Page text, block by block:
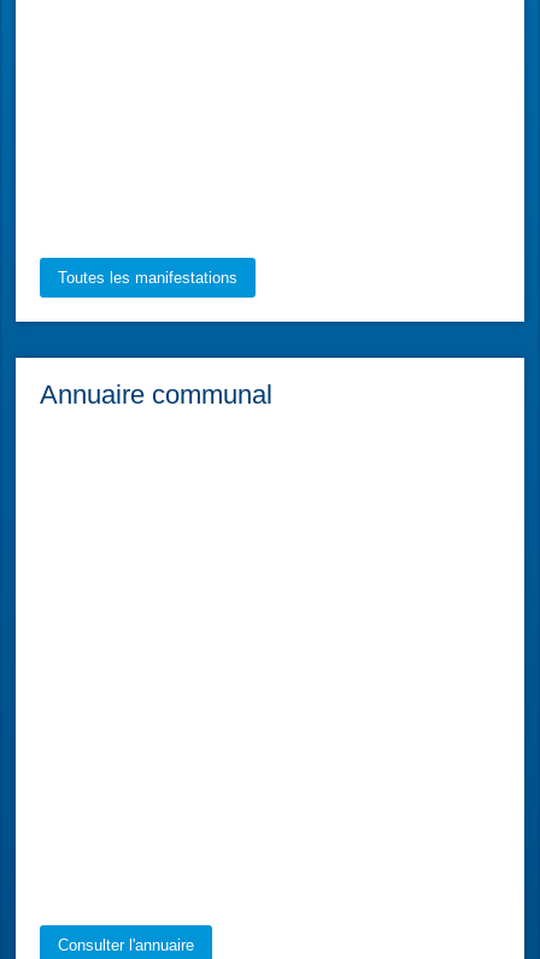
Toutes les manifestations
Annuaire communal
Consulter l'annuaire